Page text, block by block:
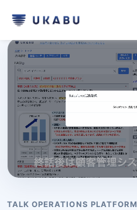
TALK OPERATIONS PLATFORM